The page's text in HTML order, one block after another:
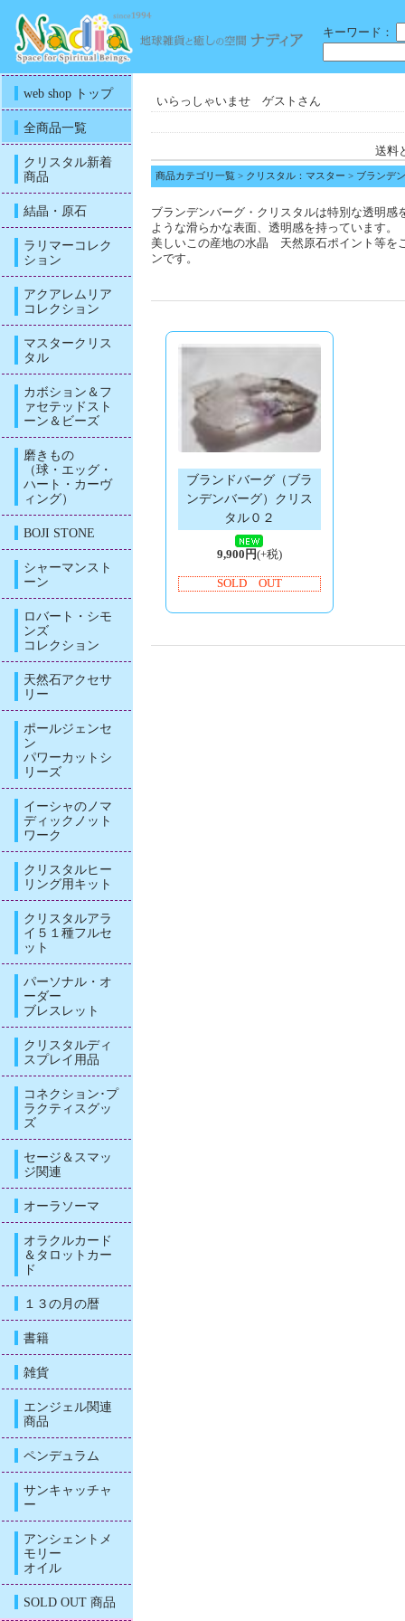
キーワード：
web shop トップ
全商品一覧
クリスタル新着
商品
結晶・原石
ラリマーコレク
ション
アクアレムリア
コレクション
マスタークリス
タル
カボション＆フ
ァセテッドスト
ーン＆ビーズ
磨きもの
（球・エッグ・
ハート・カーヴ
ィング）
BOJI STONE
シャーマンスト
ーン
ロバート・シモ
ンズ
コレクション
天然石アクセサ
リー
ポールジェンセ
ン
パワーカットシ
リーズ
イーシャのノマ
ディックノット
ワーク
クリスタルヒー
リング用キット
クリスタルアラ
イ５１種フルセ
ット
パーソナル・オ
ーダー
ブレスレット
クリスタルディ
スプレイ用品
コネクション･プ
ラクティスグッ
ズ
セージ＆スマッ
ジ関連
オーラソーマ
オラクルカード
＆タロットカー
ド
１３の月の暦
書籍
雑貨
エンジェル関連
商品
ペンデュラム
サンキャッチャ
ー
アンシェントメ
モリー
オイル
SOLD OUT 商品
いらっしゃいませ ゲストさん
送料
商品カテゴリ一覧 > クリスタル：マスター > ブランデ
ブランデンバーグ・クリスタルは特別な透明
ような滑らかな表面、透明感を持っています。
美しいこの産地の水晶 天然原石ポイント等を
ンです。
ブランドバーグ（ブラ
ンデンバーグ）クリス
タル０２
9,900円(+税)
SOLD OUT